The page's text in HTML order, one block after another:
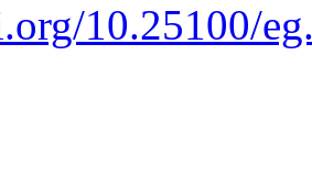
10.25100/